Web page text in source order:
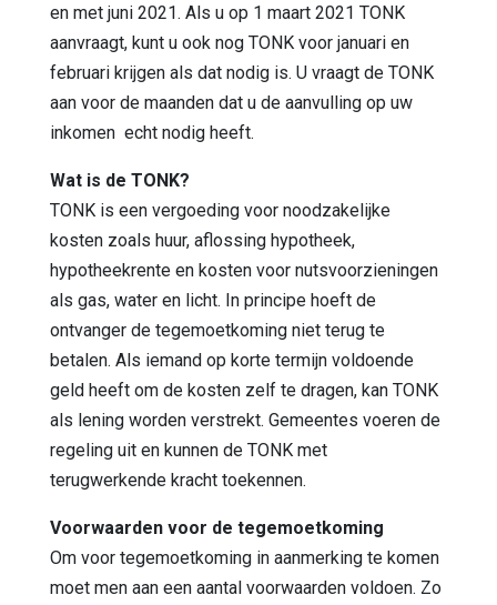
en met juni 2021. Als u op 1 maart 2021 TONK
aanvraagt, kunt u ook nog TONK voor januari en
februari krijgen als dat nodig is. U vraagt de TONK
aan voor de maanden dat u de aanvulling op uw
inkomen echt nodig heeft.
Wat is de TONK?
TONK is een vergoeding voor noodzakelijke
kosten zoals huur, aflossing hypotheek,
hypotheekrente en kosten voor nutsvoorzieningen
als gas, water en licht. In principe hoeft de
ontvanger de tegemoetkoming niet terug te
betalen. Als iemand op korte termijn voldoende
geld heeft om de kosten zelf te dragen, kan TONK
als lening worden verstrekt. Gemeentes voeren de
regeling uit en kunnen de TONK met
terugwerkende kracht toekennen.
Voorwaarden voor de tegemoetkoming
Om voor tegemoetkoming in aanmerking te komen
moet men aan een aantal voorwaarden voldoen. Zo